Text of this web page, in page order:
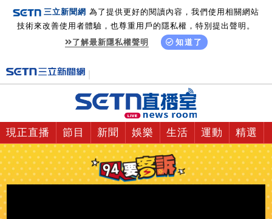
三立新聞網 為了提供更好的閱讀內容，我們使用相關網站
技術來改善使用者體驗，也尊重用戶的隱私權，特別提出聲明。
了解最新隱私權聲明
知道了
現正直播 節目 新聞 娛樂 生活 運動 精選